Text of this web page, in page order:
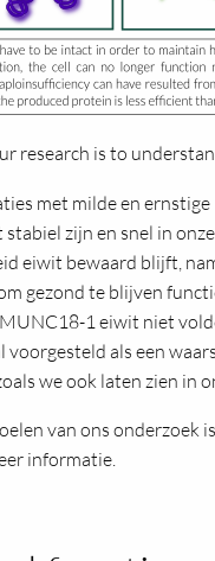
research is to
met milde en
zijn en snel in
eiwit bewaard blijft,
gezond te blijven
1 eiwit niet
als een
we ook laten zien in
van ons onderzoek
informatie.